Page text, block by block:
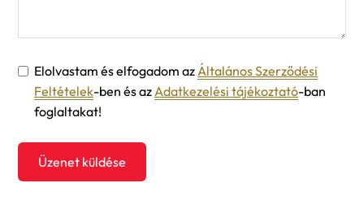
Elolvastam és elfogadom azÁltalános Szerződési
Feltételek-ben és azAdatkezelési tájékoztató-ban
foglaltakat!
Üzenet küldése